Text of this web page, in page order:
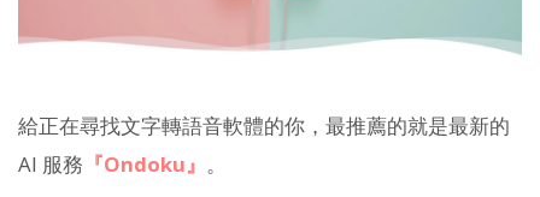
給正在尋找文字轉語音軟體的你，最推薦的就是最新的
AI 服務 『Ondoku』 。